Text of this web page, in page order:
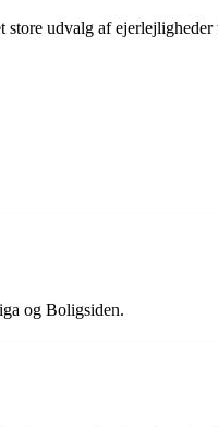
udvalg af
og Boligsiden.